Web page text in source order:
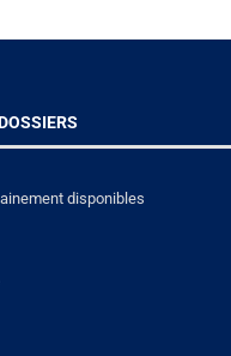
disponibles